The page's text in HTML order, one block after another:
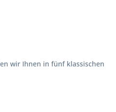
wir Ihnen in fünf klassischen